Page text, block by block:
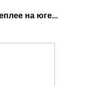
на юге...